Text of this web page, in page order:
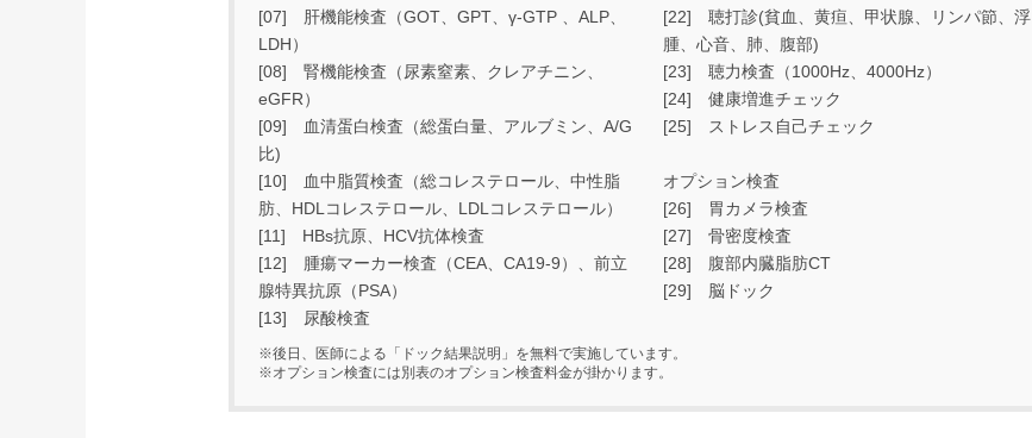
[07] 肝機能検査（GOT、GPT、γ-GTP 、ALP、
LDH）
[08] 腎機能検査（尿素窒素、クレアチニン、
eGFR）
[09] 血清蛋白検査（総蛋白量、アルブミン、A/G
比)
[10] 血中脂質検査（総コレステロール、中性脂
肪、HDLコレステロール、LDLコレステロール）
[11] HBs抗原、HCV抗体検査
[12] 腫瘍マーカー検査（CEA、CA19-9）、前立
腺特異抗原（PSA）
[13] 尿酸検査
[22] 聴打診(貧血、黄疸、甲状腺、リンパ節、浮
腫、心音、肺、腹部)
[23] 聴力検査（1000Hz、4000Hz）
[24] 健康増進チェック
[25] ストレス自己チェック
オプション検査
[26] 胃カメラ検査
[27] 骨密度検査
[28] 腹部内臓脂肪CT
[29] 脳ドック
※後日、医師による「ドック結果説明」を無料で実施しています。
※オプション検査には別表のオプション検査料金が掛かります。